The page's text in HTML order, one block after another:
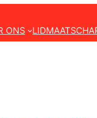
ONS